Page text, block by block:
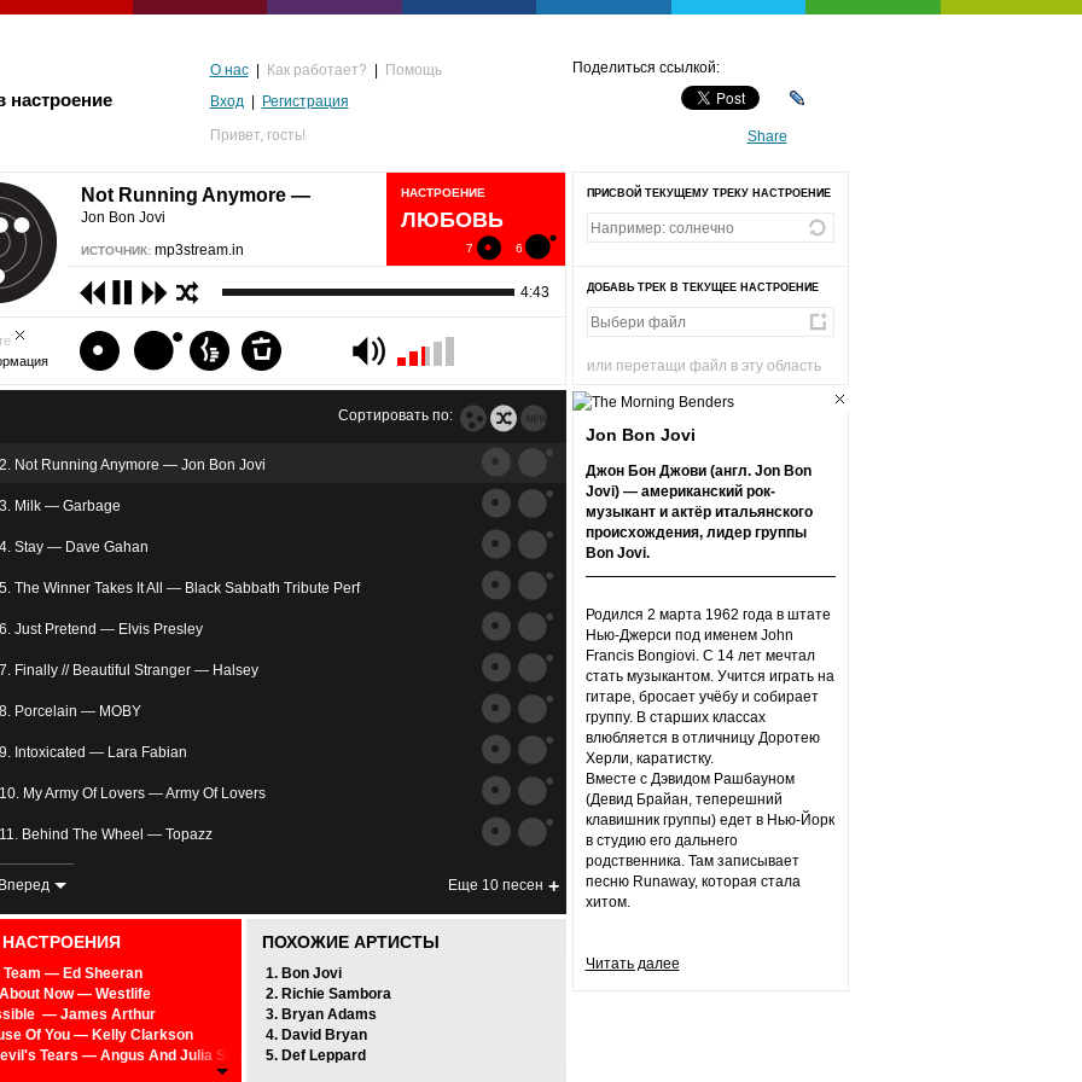
настроение
О нас Как работает?
Помощь
Вход
Регистрация
Привет, гость!
Поделиться ссылкой:
Share
злость
Not Running Anymore —
Jon Bon Jovi
ИСТОЧНИК: mp3stream.in
НАСТРОЕНИЕ
ЛЮБОВЬ
7 6
4:43
2. Not Running Anymore — Jon Bon Jovi кпопаданиям
3. Milk — Garbage кпопаданиям
4. Stay — Dave Gahan
5. The Winner Takes It All — Black Sabbath Tribute Perf
6. Just Pretend — Elvis Presley кпопаданиям
7. Finally // Beautiful Stranger — Halsey кпопаданиям
8. Porcelain — MOBY кпопаданиям
9. Intoxicated — Lara Fabian кпопаданиям
10. My Army Of Lovers — Army Of Lovers кпопаданиям
11. Behind The Wheel — Topazz кпопаданиям
12. Somebody That I Used To Know — Gotye кпопаданиям
Cry Me A River — Justin Timberlake
кпопаданиям
15. Touch My Soul (To Sai Baba) — Frank Duval
California King Bed — Rihanna
Сортировать по:
Еще 10 песен
Вперед
НАСТРОЕНИЯ
Team — Ed Sheeran
Now — Westlife
— James Arthur
Of You — Kelly Clarkson
Tears — Angus And Julia Stone
ПОХОЖИЕ АРТИСТЫ
1. Bon Jovi
2. Richie Sambora
3. Bryan Adams
4. David Bryan
5. Def Leppard
ПРИСВОЙ ТЕКУЩЕМУ ТРЕКУ НАСТРОЕНИЕ
ДОБАВЬ ТРЕК В ТЕКУЩЕЕ НАСТРОЕНИЕ
или перетащи файл в эту область
Jon Bon Jovi
Джон Бон Джови (англ. Jon Bon
Jovi) — американский рок-
музыкант и актёр итальянского
происхождения, лидер группы
Bon Jovi.
Родился 2 марта 1962 года в штате
Нью-Джерси под именем John
Francis Bongiovi. С 14 лет мечтал
стать музыкантом. Учится играть на
гитаре, бросает учёбу и собирает
группу. В старших классах
влюбляется в отличницу Доротею
Херли, каратистку.
Вместе с Дэвидом Рашбауном
(Девид Брайан, теперешний
клавишник группы) едет в Нью-Йорк
в студию его дальнего
родственника. Там записывает
песню Runaway, которая стала
хитом.
Читать далее